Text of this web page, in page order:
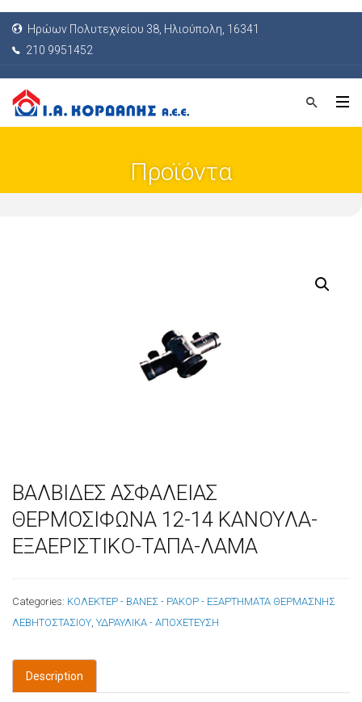
Ηρώων Πολυτεχνείου 38, Ηλιούπολη, 16341
210 9951452
Προϊόντα
ΒΑΛΒΙΔΕΣ ΑΣΦΑΛΕΙΑΣ
ΘΕΡΜΟΣΙΦΩΝΑ 12-14 ΚΑΝΟΥΛΑ-
ΕΞΑΕΡΙΣΤΙΚΟ-ΤΑΠΑ-ΛΑΜΑ
Categories: ΚΟΛΕΚΤΕΡ - ΒΑΝΕΣ - ΡΑΚΟΡ - ΕΞΑΡΤΗΜΑΤΑ ΘΕΡΜΑΣΝΗΣ
ΛΕΒΗΤΟΣΤΑΣΙΟΥ ΥΔΡΑΥΛΙΚΑ - ΑΠΟΧΕΤΕΥΣΗ
Description